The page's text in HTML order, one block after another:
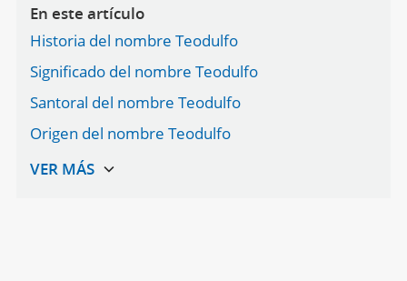
En este artículo
Historia del nombre Teodulfo
Significado del nombre Teodulfo
Santoral del nombre Teodulfo
Origen del nombre Teodulfo